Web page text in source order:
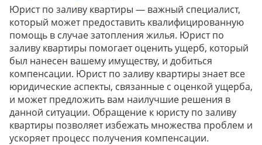
Юрист по заливу квартиры — важный специалист,
который может предоставить квалифицированную
помощь в случае затопления жилья. Юрист по
заливу квартиры помогает оценить ущерб, который
был нанесен вашему имуществу, и добиться
компенсации. Юрист по заливу квартиры знает все
юридические аспекты, связанные с оценкой ущерба,
и может предложить вам наилучшие решения в
данной ситуации. Обращение к юристу по заливу
квартиры позволяет избежать множества проблем и
ускоряет процесс получения компенсации.